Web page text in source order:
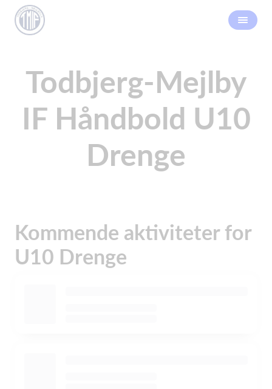
Todbjerg-Mejlby
IF Håndbold U10
Drenge
Kommende aktiviteter for
U10 Drenge